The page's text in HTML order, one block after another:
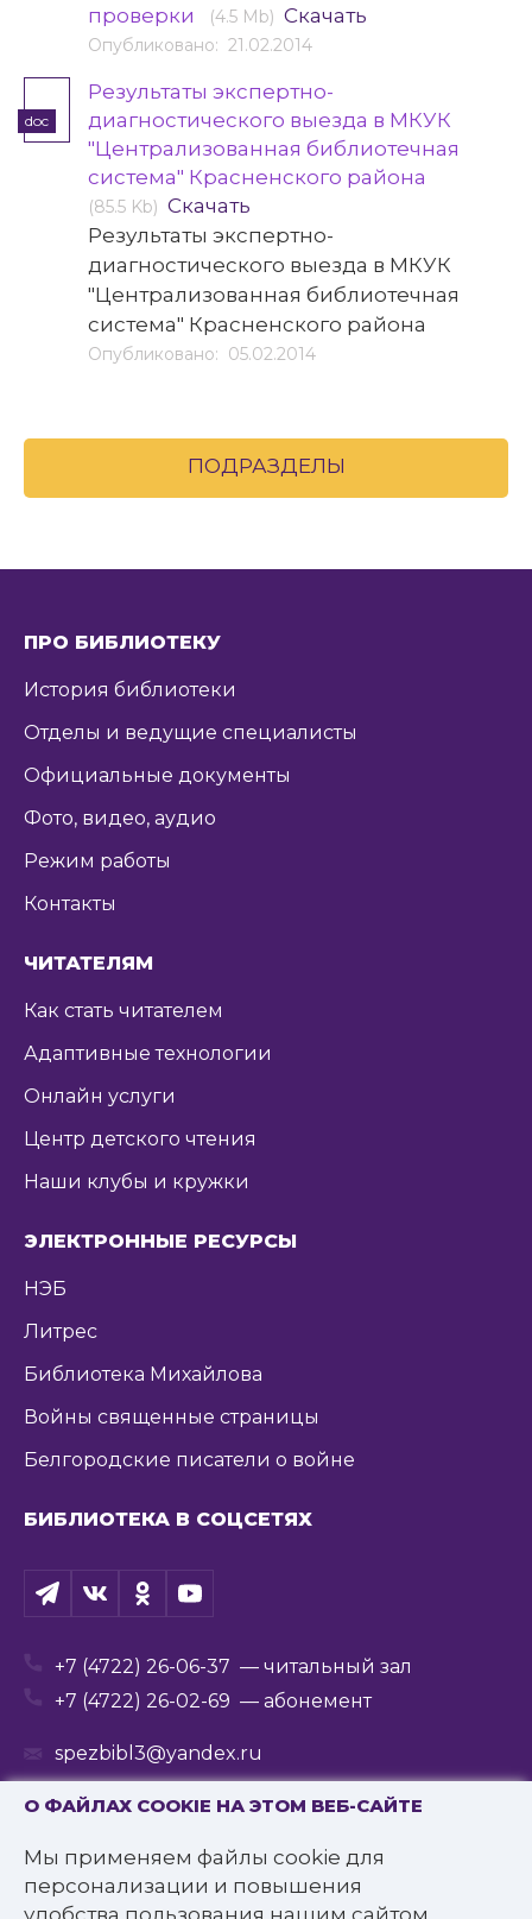
О ФАЙЛАХ COOKIE НА ЭТОМ ВЕБ-САЙТЕ
Мы применяем файлы cookie для
персонализации и повышения
удобства пользования нашим сайтом.
проверки
(4.5 Mb) Скачать
Опубликовано: 21.02.2014
doc
Результаты экспертно-
диагностического выезда в МКУК
"Централизованная библиотечная
система" Красненского района
(85.5 Kb) Скачать
Результаты экспертно-
диагностического выезда в МКУК
"Централизованная библиотечная
система" Красненского района
Опубликовано: 05.02.2014
ПОДРАЗДЕЛЫ
ПРО БИБЛИОТЕКУ
История библиотеки
Отделы и ведущие специалисты
Официальные документы
Фото, видео, аудио
Режим работы
Контакты
ЧИТАТЕЛЯМ
Как стать читателем
Адаптивные технологии
Онлайн услуги
Центр детского чтения
Наши клубы и кружки
ЭЛЕКТРОННЫЕ РЕСУРСЫ
НЭБ
Литрес
Библиотека Михайлова
Войны священные страницы
Белгородские писатели о войне
БИБЛИОТЕКА В СОЦСЕТЯХ
+7 (4722) 26-06-37 — читальный зал
+7 (4722) 26-02-69 — абонемент
spezbibl3@yandex.ru
© 2016—2022 Государственное бюджетное
учреждение культуры